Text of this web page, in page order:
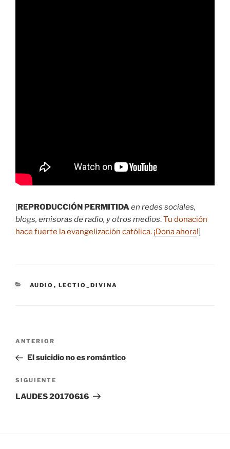
[REPRODUCCIÓN PERMITIDAen redes sociales,
blogs, emisoras de radio, y otros medios.Tu donación
hace fuerte la evangelización católica. ¡Dona ahora!]
CATEGORÍAS
AUDIO , LECTIO_DIVINA
Navegación
entradas
Entrada
anterior:
ANTERIOR
El suicidio no es romántico
Siguiente
entrada
SIGUIENTE
LAUDES 20170616